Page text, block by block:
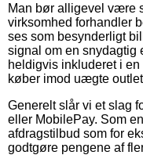
Man bør alligevel være
virksomhed forhandler
ses som besynderligt
signal om en snydagtig
heldigvis inkluderet i
køber imod uægte
Generelt slår vi et slag
eller MobilePay. Som
afdragstilbud som for
godtgøre pengene af